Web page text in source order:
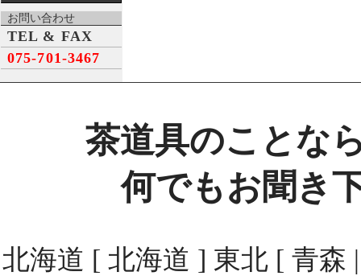
お問い合わせ
TEL & FAX
075-701-3467
茶道具のことな
何でもお聞き
北海道 [ 北海道 ] 東北 [ 青森